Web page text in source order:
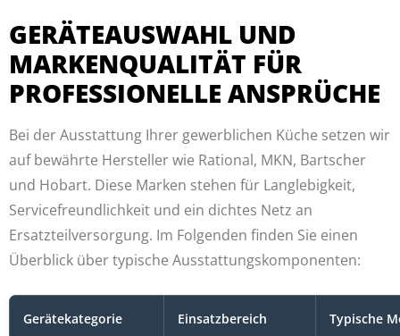
GERÄTEAUSWAHL UND
MARKENQUALITÄT FÜR
PROFESSIONELLE ANSPRÜCHE
Bei der Ausstattung Ihrer gewerblichen Küche setzen wir
auf bewährte Hersteller wie Rational, MKN, Bartscher
und Hobart. Diese Marken stehen für Langlebigkeit,
Servicefreundlichkeit und ein dichtes Netz an
Ersatzteilversorgung. Im Folgenden finden Sie einen
Überblick über typische Ausstattungskomponenten:
Gerätekategorie Einsatzbereich Typische